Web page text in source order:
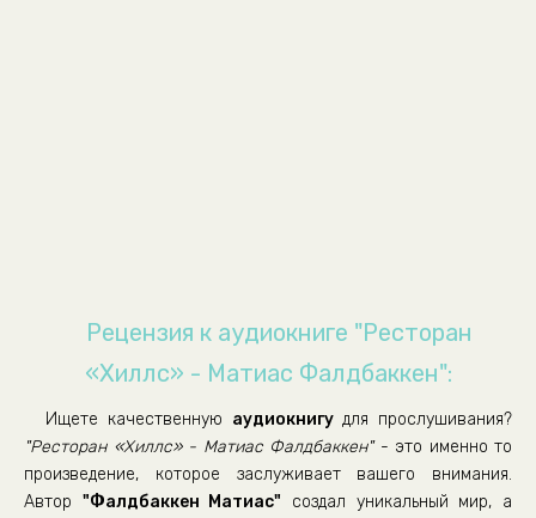
Рецензия к аудиокниге "Ресторан
«Хиллс» - Матиас Фалдбаккен":
Ищете качественную аудиокнигудля прослушивания?
"Ресторан «Хиллс» - Матиас Фалдбаккен"- это именно то
произведение, которое заслуживает вашего внимания.
Автор "Фалдбаккен Матиас" создал уникальный мир, а